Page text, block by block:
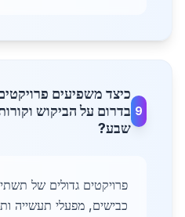
9
כיצד משפיעים
בדרום על הביקוש
שבע?
פרויקטים גדולים של
כבישים, מפעלי תעשייה